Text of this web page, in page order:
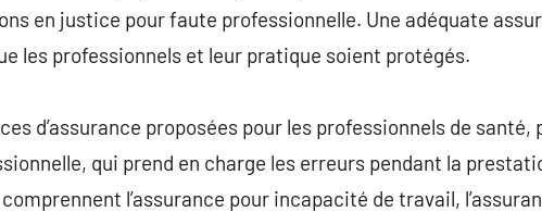
en justice pour faute professionnelle. Une adéquate
les professionnels et leur pratique soient protégés.
d’assurance proposées pour les professionnels de santé,
qui prend en charge les erreurs pendant la
l’assurance pour incapacité de travail,